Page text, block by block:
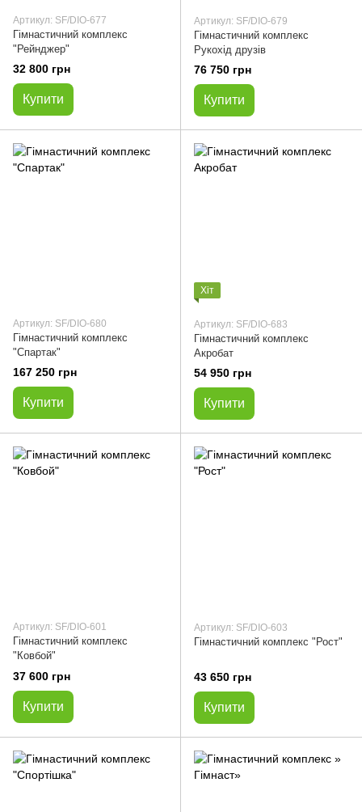
Артикул: SF/DIO-677
Гімнастичний комплекс
"Рейнджер"
32 800 грн
Купити
Артикул: SF/DIO-679
Гімнастичний комплекс
Рукохід друзів
76 750 грн
Купити
Артикул: SF/DIO-680
Гімнастичний комплекс
"Спартак"
167 250 грн
Купити
Хіт
Артикул: SF/DIO-683
Гімнастичний комплекс
Акробат
54 950 грн
Купити
Артикул: SF/DIO-601
Гімнастичний комплекс
"Ковбой"
37 600 грн
Купити
Артикул: SF/DIO-603
Гімнастичний комплекс "Рост"
43 650 грн
Купити